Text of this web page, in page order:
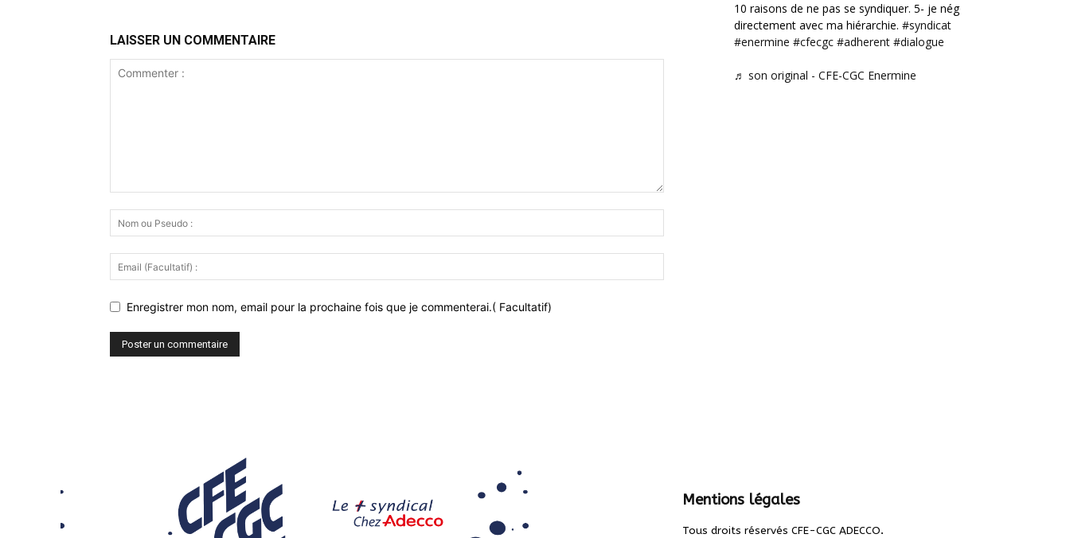
LAISSER UN COMMENTAIRE
Enregistrer mon nom, email pour la prochaine fois que je commenterai.( Facultatif)
10 raisons de ne pas se syndiquer. 5- je négocie
directement avec ma hiérarchie. #syndicat
#enermine #cfecgc #adherent #dialogue
♬ son original - CFE-CGC Enermine
Mentions légales
Tous droits réservés CFE-CGC ADECCO.